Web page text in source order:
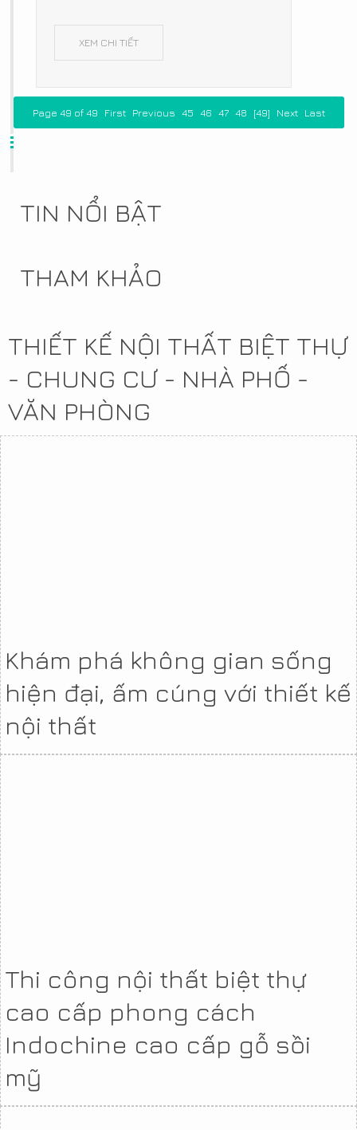
XEM CHI TIẾT
Page 49 of 49 First Previous 45 46 47 48 [49] Next Last
TIN NỔI BẬT
THAM KHẢO
THIẾT KẾ NỘI THẤT BIỆT THỰ
- CHUNG CƯ - NHÀ PHỐ -
VĂN PHÒNG
Khám phá không gian sống
hiện đại, ấm cúng với thiết kế
nội thất
Thi công nội thất biệt thự
cao cấp phong cách
Indochine cao cấp gỗ sồi
mỹ